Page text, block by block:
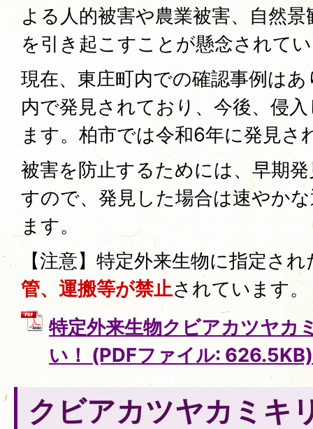
よる人的被害や農業被害、自然
を引き起こすことが懸念されて
現在、東庄町内での確認事例は
内で発見されており、今後、侵
ます。柏市では令和6年に発見さ
被害を防止するためには、早期
すので、発見した場合は速やか
ます。
【注意】特定外来生物に指定さ
管、運搬等が禁止されています。
特定外来生物クビアカツヤカ
い！ (PDFファイル: 626.5KB)
クビアカツヤカミキ